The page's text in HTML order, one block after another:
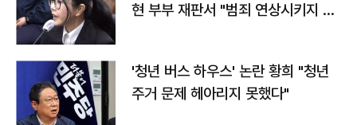
현 부부 재판서 "범죄 연상시키지 말
'청년 버스 하우스' 논란 황희 "청년
주거 문제 헤아리지 못했다"